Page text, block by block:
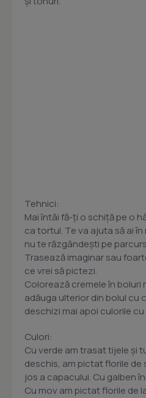
Tehnici:
Mai întâi fă-ți o schiță pe o
ca tortul. Te va ajuta să ai
nu te răzgândești pe
Trasează imaginar sau
ce vrei să pictezi.
Colorează cremele în boluri
adăuga ulterior din bolul cu
deschizi mai apoi culorile
Culori:
Cu verde am trasat tijele și
deschis, am pictat florile de
jos a capacului. Cu galben
Cu mov am pictat florile de